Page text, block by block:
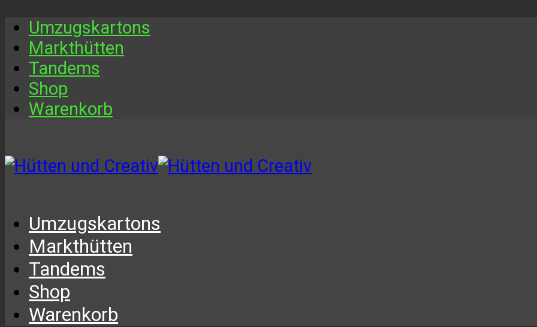
Umzugskartons
Markthütten
Tandems
Shop
Warenkorb
Umzugskartons
Markthütten
Tandems
Shop
Warenkorb